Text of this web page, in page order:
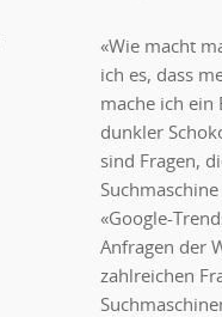
«Wie macht
ich es, dass
mache ich ein
dunkler
sind Fragen,
«Google-
Anfragen der
zahlreichen